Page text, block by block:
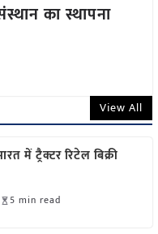
का स्थापना
View All
में ट्रैक्टर रिटेल बिक्री
5 min read